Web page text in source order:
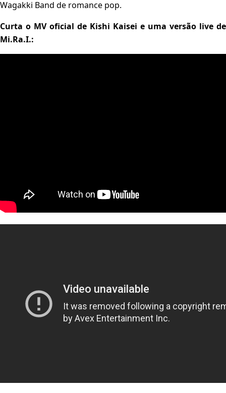
Wagakki Band de romance pop.
Curta o MV oficial de Kishi Kaisei e uma versão live de
Mi.Ra.I.: